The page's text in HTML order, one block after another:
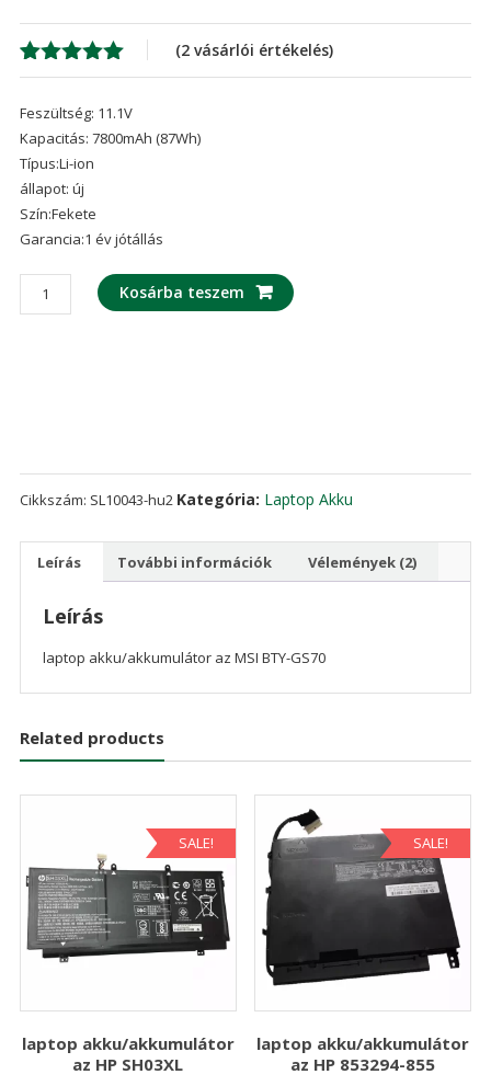
Értékelés
ből,
2
értékelés
alapján
(2 vásárlói értékelés)
Feszültség: 11.1V
Kapacitás: 7800mAh (87Wh)
Típus:Li-ion
állapot: új
Szín:Fekete
Garancia:1 év jótállás
laptop
akku/akkumulátor
Kosárba teszem
Cikkszám: SL10043-hu2 Kategória: Laptop Akku
Leírás További információk Vélemények (2)
Leírás
laptop akku/akkumulátor az MSI BTY-GS70
Related products
SALE!
laptop akku/akkumulátor
az HP SH03XL
SALE!
laptop akku/akkumulátor
az HP 853294-855